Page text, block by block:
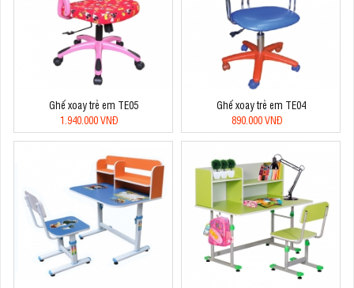
Ghế xoay trẻ em TE05
1.940.000 VNĐ
Ghế xoay trẻ em TE04
890.000 VNĐ